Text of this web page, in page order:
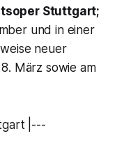
Stuttgart;
und in einer
neuer
März sowie am
|---